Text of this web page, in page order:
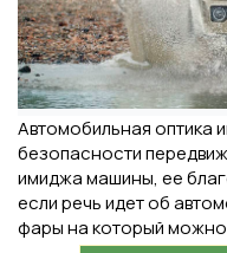
Автомобильная оптика
безопасности
имиджа машины, ее
если речь идет об
фары на который можно